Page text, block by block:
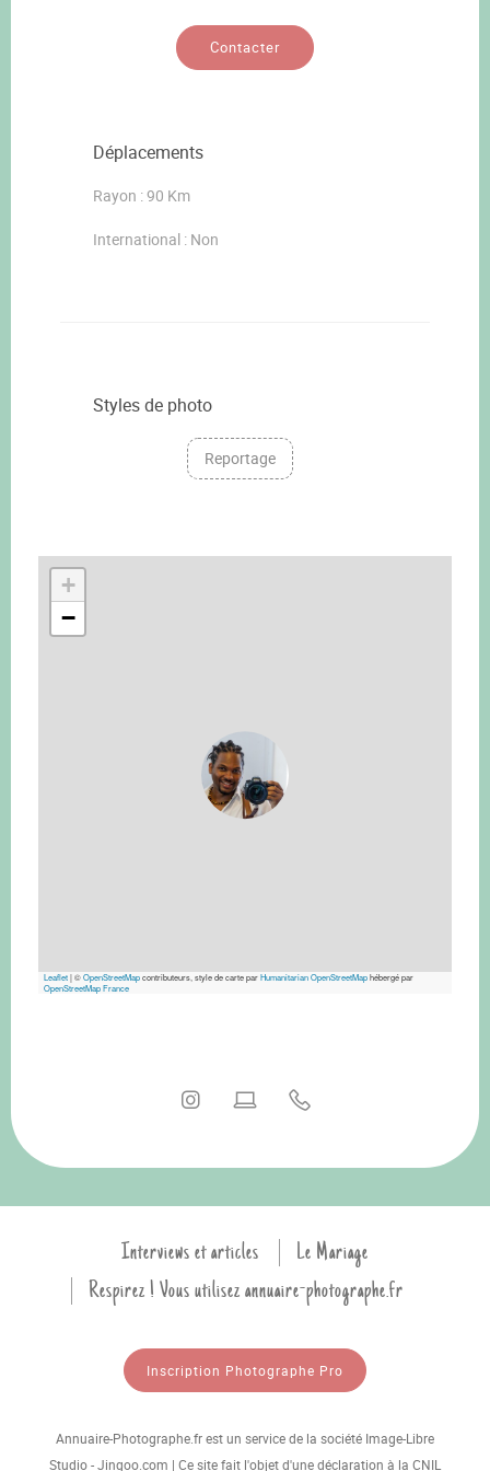
Contacter
Déplacements
Rayon : 90 Km
International : Non
Styles de photo
Reportage
+
−
Leaflet|©OpenStreetMapcontributeurs, style de carte parHumanitarian OpenStreetMaphébergé par
OpenStreetMap France
Interviews et articles
Le Mariage
Respirez ! Vous utilisez annuaire-photographe.fr
Inscription Photographe Pro
Annuaire-Photographe.fr est un service de la société Image-Libre
Studio - Jingoo.com | Ce site fait l'objet d'une déclaration à la CNIL